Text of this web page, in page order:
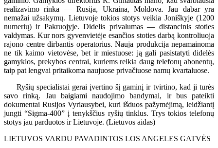
realizavimo rinka — Rusija, Ukraina, Moldova. Jau dabar yra
nemažai užsakymų. Lietuvoje tokios stotys veikia Joniškyje (1200
numerių) ir Pakruojyje. Didelis privalumas — distancinis stoties
valdymas. Kur nors gyvenvietėje esančios stoties darbą kontroliuoja
rajono centre dirbantis operatorius. Nauja produkcija nepamainoma
ne tik kaimo vietovėse, bet ir miestuose: ją gali pasistatyti didelės
gamyklos, prekybos centrai, kuriems reikia daug telefonų abonentų,
taip pat lengvai pritaikoma naujuose privačiuose namų kvartaluose.
Ryšių specialistai gerai įvertino šį gaminį ir tvirtino, kad ji turės
savo rinką. Jau baigiami naudojimo bandymai, ir bus pateikti
dokumentai Rusijos Vyriausybei, kuri išduos pažymėjimą, leidžiantį
jungti “Sigma-400” į tenykščius ryšių tinklus. Trys tokios telefonų
stotys jau parduotos ir Lietuvoje. (Lietuvos aidas)
LIETUVOS VARDU PAVADINTOS LOS ANGELES GATVĖS